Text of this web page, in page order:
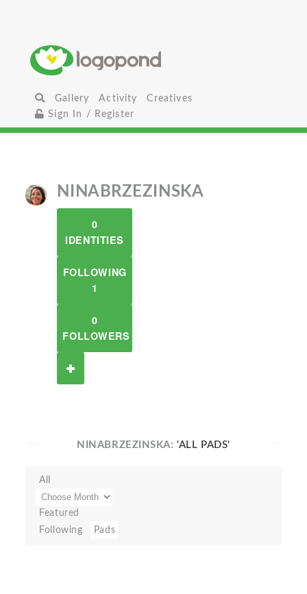
Gallery Activity
Creatives
Sign In / Register
NINABRZEZINSKA
0
IDENTITIES
FOLLOWING
1
0
FOLLOWERS
NINABRZEZINSKA:'ALL PADS'
All
Featured
Following
Pads